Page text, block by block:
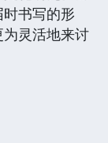
书写的形
灵活地来讨